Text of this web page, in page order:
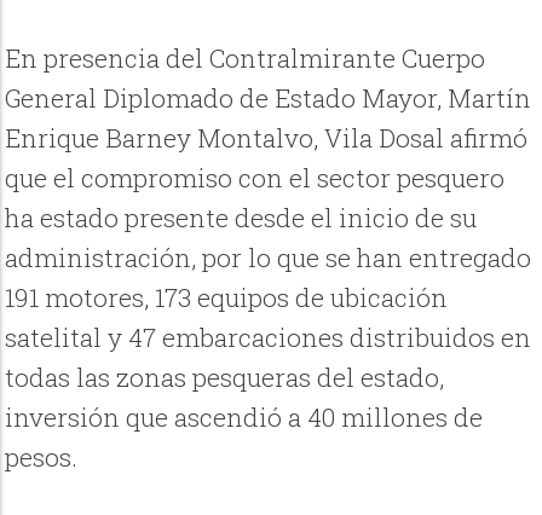
En presencia del Contralmirante Cuerpo
General Diplomado de Estado Mayor, Martín
Enrique Barney Montalvo, Vila Dosal afirmó
que el compromiso con el sector pesquero
ha estado presente desde el inicio de su
administración, por lo que se han entregado
191 motores, 173 equipos de ubicación
satelital y 47 embarcaciones distribuidos en
todas las zonas pesqueras del estado,
inversión que ascendió a 40 millones de
pesos.